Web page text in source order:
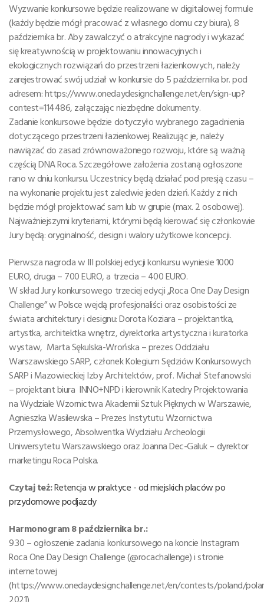
Wyzwanie konkursowe będzie realizowane w digitalowej formule
(każdy będzie mógł pracować z własnego domu czy biura), 8
października br. Aby zawalczyć o atrakcyjne nagrody i wykazać
się kreatywnością w projektowaniu innowacyjnych i
ekologicznych rozwiązań do przestrzeni łazienkowych, należy
zarejestrować swój udział w konkursie do 5 października br. pod
adresem: https://www.onedaydesignchallenge.net/en/sign-up?
contest=114486, załączając niezbędne dokumenty.
Zadanie konkursowe będzie dotyczyło wybranego zagadnienia
dotyczącego przestrzeni łazienkowej. Realizując je, należy
nawiązać do zasad zrównoważonego rozwoju, które są ważną
częścią DNA Roca. Szczegółowe założenia zostaną ogłoszone
rano w dniu konkursu. Uczestnicy będą działać pod presją czasu –
na wykonanie projektu jest zaledwie jeden dzień. Każdy z nich
będzie mógł projektować sam lub w grupie (max. 2 osobowej).
Najważniejszymi kryteriami, którymi będą kierować się członkowie
Jury będą: oryginalność, design i walory użytkowe koncepcji.
Pierwsza nagroda w III polskiej edycji konkursu wyniesie 1000
EURO, druga – 700 EURO, a trzecia – 400 EURO.
W skład Jury konkursowego trzeciej edycji „Roca One Day Design
Challenge” w Polsce wejdą profesjonaliści oraz osobistości ze
świata architektury i designu: Dorota Koziara – projektantka,
artystka, architektka wnętrz, dyrektorka artystyczna i kuratorka
wystaw, Marta Sękulska-Wrońska – prezes Oddziału
Warszawskiego SARP, członek Kolegium Sędziów Konkursowych
SARP i Mazowieckiej Izby Architektów, prof. Michał Stefanowski
– projektant biura INNO+NPD i kierownik Katedry Projektowania
na Wydziale Wzornictwa Akademii Sztuk Pięknych w Warszawie,
Agnieszka Wasilewska – Prezes Instytutu Wzornictwa
Przemysłowego, Absolwentka Wydziału Archeologii
Uniwersytetu Warszawskiego oraz Joanna Dec-Galuk – dyrektor
marketingu Roca Polska.
Czytaj też:Retencja w praktyce - od miejskich placów po
przydomowe podjazdy
Harmonogram 8 października br.:
9.30 – ogłoszenie zadania konkursowego na koncie Instagram
Roca One Day Design Challenge (@rocachallenge) i stronie
internetowej
(https://www.onedaydesignchallenge.net/en/contests/poland/
2021)